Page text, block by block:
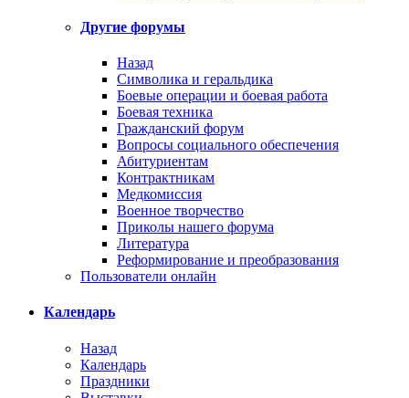
Другие форумы
Назад
Символика и геральдика
Боевые операции и боевая работа
Боевая техника
Гражданский форум
Вопросы социального обеспечения
Абитуриентам
Контрактникам
Медкомиссия
Военное творчество
Приколы нашего форума
Литература
Реформирование и преобразования
Пользователи онлайн
Календарь
Назад
Календарь
Праздники